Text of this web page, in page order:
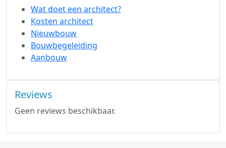
Wat doet een architect?
Kosten architect
Nieuwbouw
Bouwbegeleiding
Aanbouw
Reviews
Geen reviews beschikbaar.